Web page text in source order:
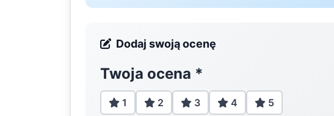
Dodaj swoją ocenę
Twoja ocena *
1 2 3 4 5